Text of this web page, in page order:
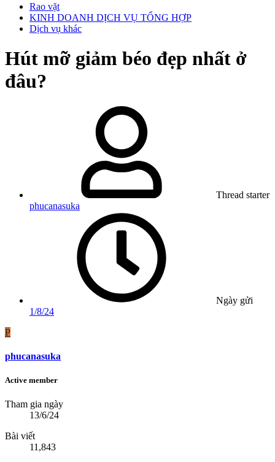
Rao vặt
KINH DOANH DỊCH VỤ TỔNG HỢP
Dịch vụ khác
Hút mỡ giảm béo đẹp nhất ở
đâu?
Thread starter
phucanasuka
Ngày gửi
1/8/24
P
phucanasuka
Active member
Tham gia ngày
13/6/24
Bài viết
11,843